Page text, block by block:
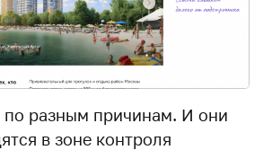
по разным причинам. И они
в зоне контроля